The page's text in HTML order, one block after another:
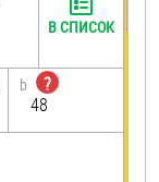
b
?
48
В СПИСОК